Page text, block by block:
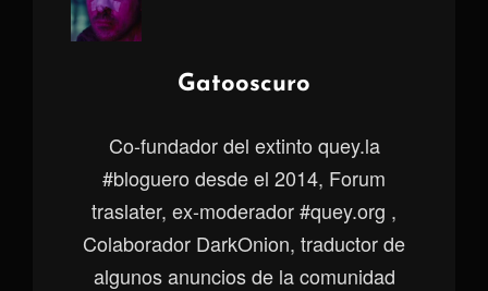
Autor:
Gatooscuro
Co-fundador del extinto quey.la
#bloguero desde el 2014, Forum
traslater, ex-moderador #quey.org ,
Colaborador DarkOnion, traductor de
algunos anuncios de la comunidad